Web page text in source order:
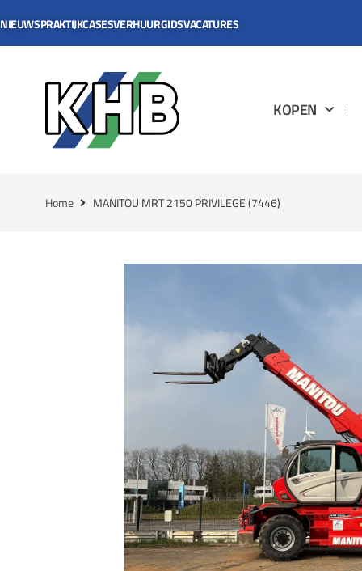
NIEUWSPRAKTIJKCASESVERHUURGIDSVACATURES
KOPEN
Home MANITOU MRT 2150 PRIVILEGE (7446)